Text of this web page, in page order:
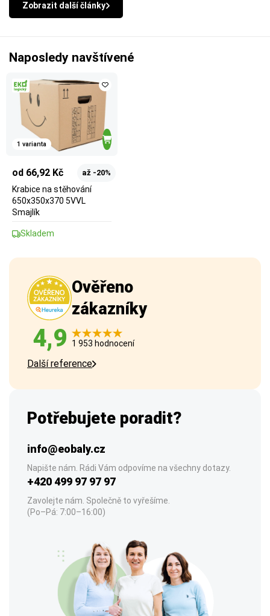
Zobrazit další články
Naposledy navštívené
1 varianta
od 66,92 Kč až -20%
Krabice na stěhování
650x350x370 5VVL
Smajlík
Skladem
Ověřeno
zákazníky
4,9 1 953 hodnocení
Další reference
Potřebujete poradit?
info@eobaly.cz
Napište nám. Rádi Vám odpovíme na všechny dotazy.
+420 499 97 97 97
Zavolejte nám. Společně to vyřešíme.
(Po–Pá: 7:00–16:00)